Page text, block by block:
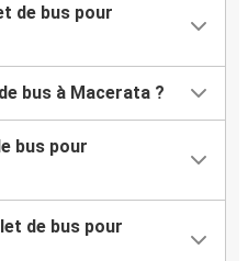
de bus pour
bus à Macerata ?
bus pour
de bus pour